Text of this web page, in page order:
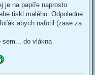
je na papíře naprosto
tiskl malého. Odpoledne
abych nafotil (zase za
sem... do vlákna